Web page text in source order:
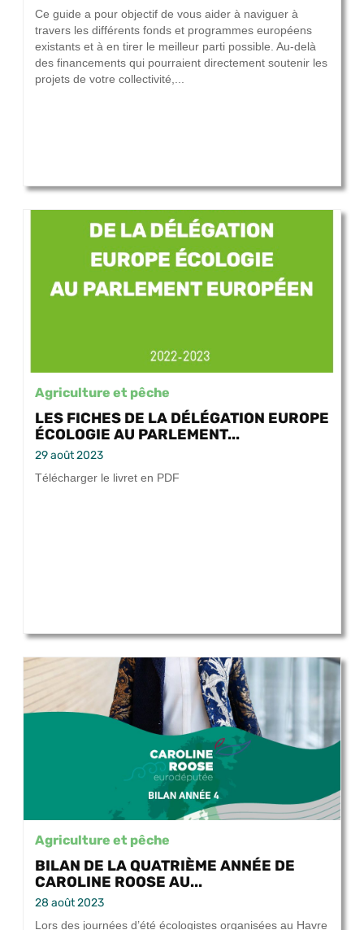
Ce guide a pour objectif de vous aider à naviguer à
travers les différents fonds et programmes européens
existants et à en tirer le meilleur parti possible. Au-delà
des financements qui pourraient directement soutenir les
projets de votre collectivité,...
Agriculture et pêche
LES FICHES DE LA DÉLÉGATION EUROPE
ÉCOLOGIE AU PARLEMENT...
29 août 2023
Télécharger le livret en PDF
Agriculture et pêche
BILAN DE LA QUATRIÈME ANNÉE DE
CAROLINE ROOSE AU...
28 août 2023
Lors des journées d’été écologistes organisées au Havre